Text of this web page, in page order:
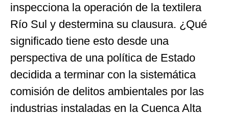
inspecciona la operación de la textilera
Río Sul y destermina su clausura. ¿Qué
significado tiene esto desde una
perspectiva de una política de Estado
decidida a terminar con la sistemática
comisión de delitos ambientales por las
industrias instaladas en la Cuenca Alta